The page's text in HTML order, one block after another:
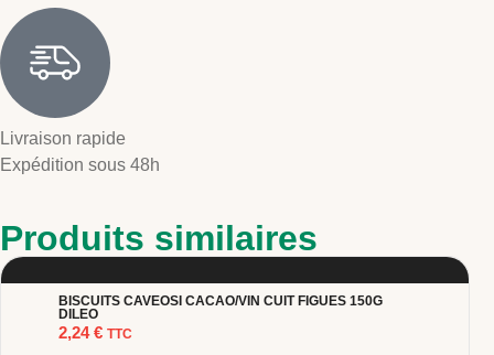
Livraison rapide
Expédition sous 48h
Produits similaires
BISCUITS CAVEOSI CACAO/VIN CUIT FIGUES 150G
DILEO
2,24€ TTC